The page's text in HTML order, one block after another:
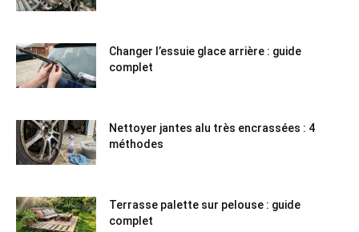
Changer l’essuie glace arrière : guide
complet
Nettoyer jantes alu très encrassées : 4
méthodes
Terrasse palette sur pelouse : guide
complet